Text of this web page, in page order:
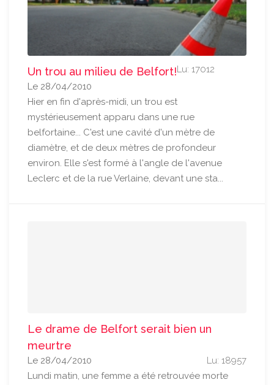
Un trou au milieu de Belfort!Lu: 17012
Le 28/04/2010
Hier en fin d'après-midi, un trou est
mystérieusement apparu dans une rue
belfortaine... C'est une cavité d'un mètre de
diamètre, et de deux mètres de profondeur
environ. Elle s'est formé à l'angle de l'avenue
Leclerc et de la rue Verlaine, devant une sta...
Le drame de Belfort serait bien un
meurtre
Lu: 18957
Le 28/04/2010
Lundi matin, une femme a été retrouvée morte